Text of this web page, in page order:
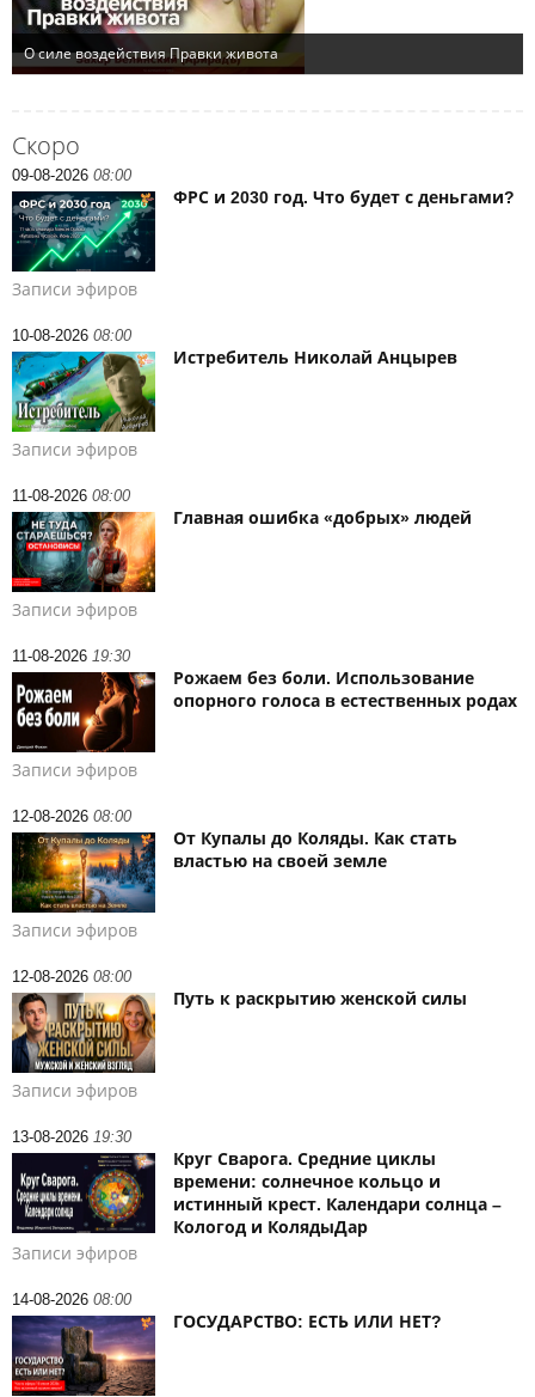
Скоро
09-08-2026 08:00
ФРС и 2030 год. Что будет с деньгами?
Записи эфиров
10-08-2026 08:00
Истребитель Николай Анцырев
Записи эфиров
11-08-2026 08:00
Главная ошибка «добрых» людей
Записи эфиров
11-08-2026 19:30
Рожаем без боли. Использование
опорного голоса в естественных родах
Записи эфиров
12-08-2026 08:00
От Купалы до Коляды. Как стать
властью на своей земле
Записи эфиров
12-08-2026 08:00
Путь к раскрытию женской силы
Записи эфиров
13-08-2026 19:30
Круг Сварога. Средние циклы
времени: солнечное кольцо и
истинный крест. Календари солнца –
Кологод и КолядыДар
Записи эфиров
14-08-2026 08:00
ГОСУДАРСТВО: ЕСТЬ ИЛИ НЕТ?